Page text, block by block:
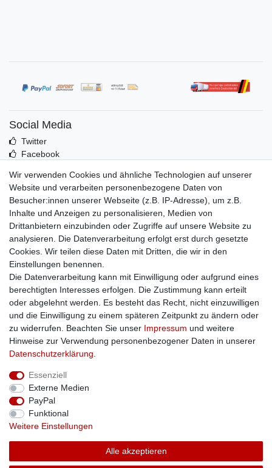
Social Media
Twitter
Facebook
Mehr über uns
Kontakt
Impressum
Zusatzinfos
AGB
Altölentsorgung
Batterieentsorgung
Datenschutz
Lieferbedingungen
Widerrufsbelehrung
Widerrufsformular
Zahlungsarten
Bankdaten
SSL: Sicher einkaufen!
Unsere Kaufabwicklung ist durch SSL gesichert.
Wir verwenden Cookies und ähnliche Technologien auf unserer
Website und verarbeiten personenbezogene Daten von
Besucher:innen unserer Webseite (z.B. IP-Adresse), um z.B.
Inhalte und Anzeigen zu personalisieren, Medien von
Drittanbietern einzubinden oder Zugriffe auf unsere Website zu
analysieren. Die Datenverarbeitung erfolgt erst durch gesetzte
Cookies. Wir teilen diese Daten mit Dritten, die wir in den
Einstellungen benennen.
Die Datenverarbeitung kann mit Einwilligung oder aufgrund eines
berechtigten Interesses erfolgen. Die Zustimmung kann erteilt
oder abgelehnt werden. Es besteht das Recht, nicht einzuwilligen
und die Einwilligung zu einem späteren Zeitpunkt zu ändern oder
zu widerrufen. Beachten Sie unser Impressum und weitere
Hinweise zur Verwendung personenbezogener Daten in unserer
Daten­schutz­erklärung
Essenziell
Externe Medien
PayPal
Funktional
Weitere Einstellungen
Alle akzeptieren